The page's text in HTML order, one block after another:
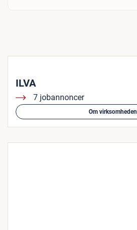
ILVA
7 jobannoncer
Om virksomheden